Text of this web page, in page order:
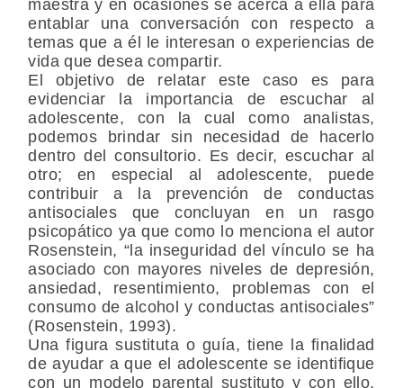
maestra y en ocasiones se acerca a ella para
entablar una conversación con respecto a
temas que a él le interesan o experiencias de
vida que desea compartir.
El objetivo de relatar este caso es para
evidenciar la importancia de escuchar al
adolescente, con la cual como analistas,
podemos brindar sin necesidad de hacerlo
dentro del consultorio. Es decir, escuchar al
otro; en especial al adolescente, puede
contribuir a la prevención de conductas
antisociales que concluyan en un rasgo
psicopático ya que como lo menciona el autor
Rosenstein, “la inseguridad del vínculo se ha
asociado con mayores niveles de depresión,
ansiedad, resentimiento, problemas con el
consumo de alcohol y conductas antisociales”
(Rosenstein, 1993).
Una figura sustituta o guía, tiene la finalidad
de ayudar a que el adolescente se identifique
con un modelo parental sustituto y con ello,